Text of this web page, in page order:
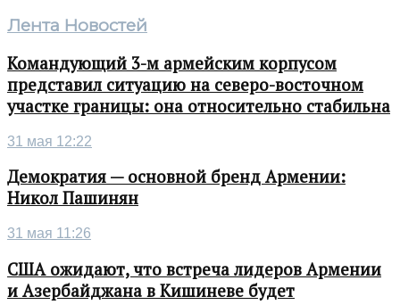
Лента Новостей
Командующий 3-м армейским корпусом
представил ситуацию на северо-восточном
участке границы: она относительно стабильна
31 мая 12:22
Демократия — основной бренд Армении:
Никол Пашинян
31 мая 11:26
США ожидают, что встреча лидеров Армении
и Азербайджана в Кишиневе будет